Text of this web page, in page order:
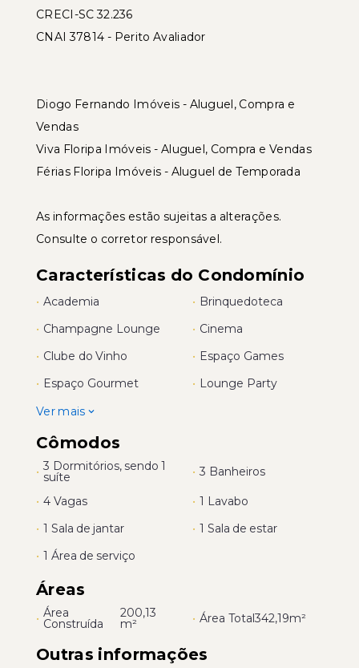
CRECI-SC 32.236
CNAI 37814 - Perito Avaliador
Diogo Fernando Imóveis - Aluguel, Compra e
Vendas
Viva Floripa Imóveis - Aluguel, Compra e Vendas
Férias Floripa Imóveis - Aluguel de Temporada
As informações estão sujeitas a alterações.
Consulte o corretor responsável.
Características do Condomínio
• Academia • Brinquedoteca
• Champagne Lounge • Cinema
• Clube do Vinho • Espaço Games
• Espaço Gourmet • Lounge Party
Ver mais
Cômodos
• 3 Dormitórios, sendo 1
suíte • 3 Banheiros
• 4 Vagas • 1 Lavabo
• 1 Sala de jantar • 1 Sala de estar
• 1 Área de serviço
Áreas
• Área
Construída
200,13
m² • Área Total342,19m²
Outras informações